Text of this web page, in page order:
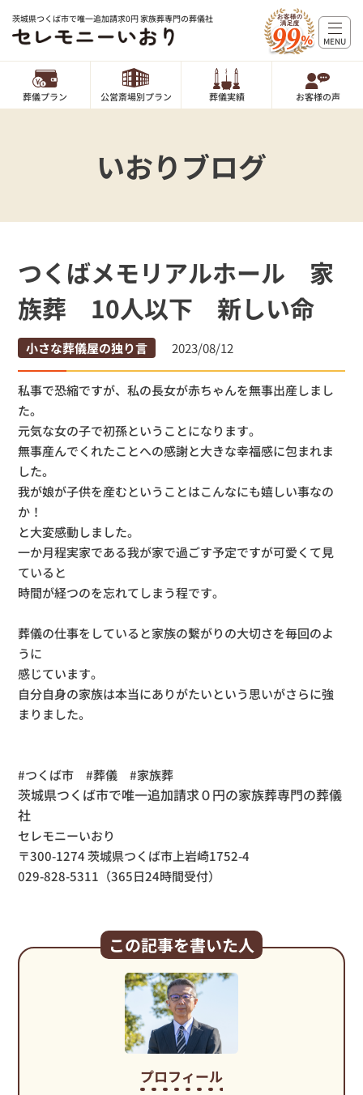
茨城県つくば市で唯一追加請求0円 家族葬専門の葬儀社
葬儀プラン 公営斎場別プラン 葬儀実績 お客様の声
MENU
いおりブログ
つくばメモリアルホール 家
族葬 10人以下 新しい命
小さな葬儀屋の独り言 2023/08/12
私事で恐縮ですが、私の長女が赤ちゃんを無事出産しまし
た。
元気な女の子で初孫ということになります。
無事産んでくれたことへの感謝と大きな幸福感に包まれま
した。
我が娘が子供を産むということはこんなにも嬉しい事なの
か！
と大変感動しました。
一か月程実家である我が家で過ごす予定ですが可愛くて見
ていると
時間が経つのを忘れてしまう程です。
葬儀の仕事をしていると家族の繋がりの大切さを毎回のよ
うに
感じています。
自分自身の家族は本当にありがたいという思いがさらに強
まりました。
#つくば市 #葬儀 #家族葬
茨城県つくば市で唯一追加請求０円の家族葬専門の葬儀
社
セレモニーいおり
〒300-1274 茨城県つくば市上岩崎1752-4
029-828-5311（365日24時間受付）
この記事を書いた人
プロフィール